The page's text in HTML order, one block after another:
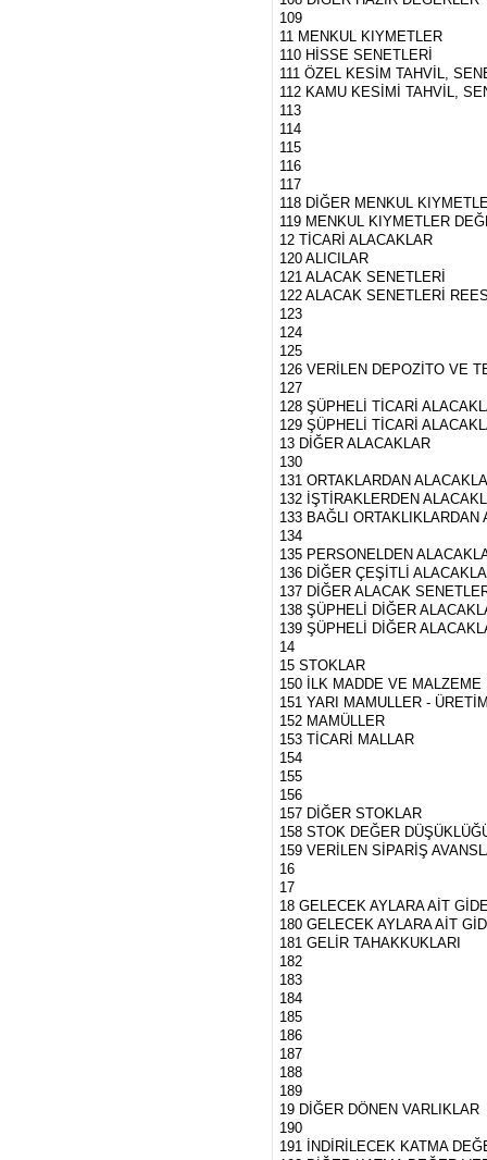
109
11 MENKUL KIYMETLER
110 HİSSE SENETLERİ
111 ÖZEL KESİM TAHVİL,
112 KAMU KESİMİ TAHVİL,
113
114
115
116
117
118 DİĞER MENKUL
119 MENKUL KIYMETLER
12 TİCARİ ALACAKLAR
120 ALICILAR
121 ALACAK SENETLERİ
122 ALACAK SENETLERİ
123
124
125
126 VERİLEN DEPOZİTO VE
127
128 ŞÜPHELİ TİCARİ
129 ŞÜPHELİ TİCARİ
13 DİĞER ALACAKLAR
130
131 ORTAKLARDAN
132 İŞTİRAKLERDEN
133 BAĞLI ORTAKLIKLARDAN
134
135 PERSONELDEN
136 DİĞER ÇEŞİTLİ
137 DİĞER ALACAK
138 ŞÜPHELİ DİĞER
139 ŞÜPHELİ DİĞER
14
15 STOKLAR
150 İLK MADDE VE MALZEME
151 YARI MAMULLER -
152 MAMÜLLER
153 TİCARİ MALLAR
154
155
156
157 DİĞER STOKLAR
158 STOK DEĞER
159 VERİLEN SİPARİŞ
16
17
18 GELECEK AYLARA AİT
180 GELECEK AYLARA AİT
181 GELİR TAHAKKUKLARI
182
183
184
185
186
187
188
189
19 DİĞER DÖNEN VARLIKLAR
190
191 İNDİRİLECEK KATMA